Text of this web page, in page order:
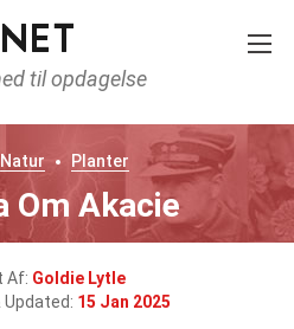
til opdagelse
Natur Planter
Om Akacie
Af: Goldie Lytle
Updated: 15 Jan 2025